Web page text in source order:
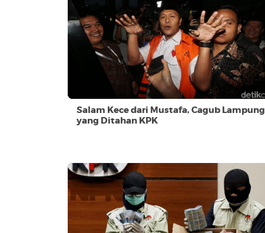
Salam Kece dari Mustafa, Cagub Lampung
yang Ditahan KPK